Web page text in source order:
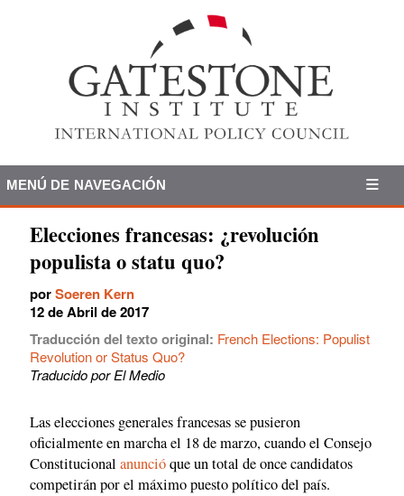
MENÚ DE NAVEGACIÓN
Elecciones francesas: ¿revolución
populista o statu quo?
porSoeren Kern
12 de Abril de 2017
Traducción del texto original: French Elections: Populist
Revolution or Status Quo?
Traducido por El Medio
Las elecciones generales francesas se pusieron
oficialmente en marcha el 18 de marzo, cuando el Consejo
Constitucional anuncióque un total de once candidatos
competirán por el máximo puesto político del país.